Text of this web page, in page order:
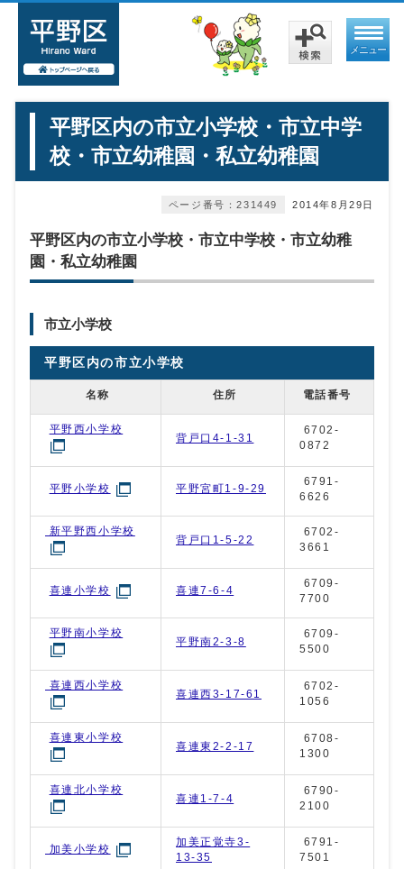
メニュー
平野区内の市立小学校・市立中学
校・市立幼稚園・私立幼稚園
2014年8月29日
ページ番号：231449
平野区内の市立小学校・市立中学校・市立幼稚
園・私立幼稚園
市立小学校
平野区内の市立小学校
名称 住所 電話番号
平野西小学校
背戸口4-1-31
6702-
0872
平野小学校 平野宮町1-9-29
6791-
6626
新平野西小学校
背戸口1-5-22
6702-
3661
喜連小学校 喜連7-6-4
6709-
7700
平野南小学校
平野南2-3-8
6709-
5500
喜連西小学校
喜連西3-17-61
6702-
1056
喜連東小学校
喜連東2-2-17
6708-
1300
喜連北小学校
喜連1-7-4
6790-
2100
加美小学校
加美正覚寺3-
13-35
6791-
7501